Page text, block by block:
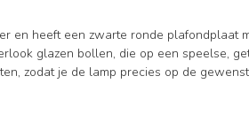
en heeft een zwarte ronde plafondplaat
glazen bollen, die op een speelse,
zodat je de lamp precies op de